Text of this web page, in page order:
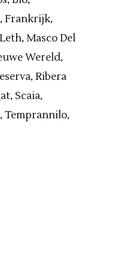
Frankrijk
Leth Masco Del
Wereld
Ribera
Scaia
Temprannilo